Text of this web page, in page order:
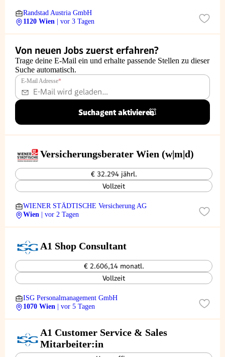
Randstad Austria GmbH
1120 Wien
| vor 3 Tagen
Von neuen Jobs zuerst erfahren?
Trage deine E-Mail ein und erhalte passende Stellen zu dieser
Suche automatisch.
E-Mail Adresse*
Suchagent aktivieren
Versicherungsberater Wien (w|m|d)
€ 32.294 jährl.
Vollzeit
WIENER STÄDTISCHE Versicherung AG
Wien
| vor 2 Tagen
A1 Shop Consultant
€ 2.606,14 monatl.
Vollzeit
ISG Personalmanagement GmbH
1070 Wien
| vor 5 Tagen
A1 Customer Service & Sales
Mitarbeiter:in